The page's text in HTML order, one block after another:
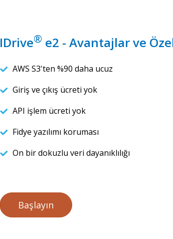
IDrive® e2 - Avantajlar ve
AWS S3'ten %90 daha ucuz
Giriş ve çıkış ücreti yok
API işlem ücreti yok
Fidye yazılımı koruması
On bir dokuzlu veri dayanıklılığı
Başlayın